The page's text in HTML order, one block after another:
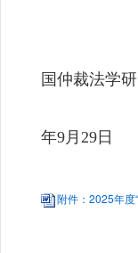
国仲裁法学
年9月29日
附件：2025年度